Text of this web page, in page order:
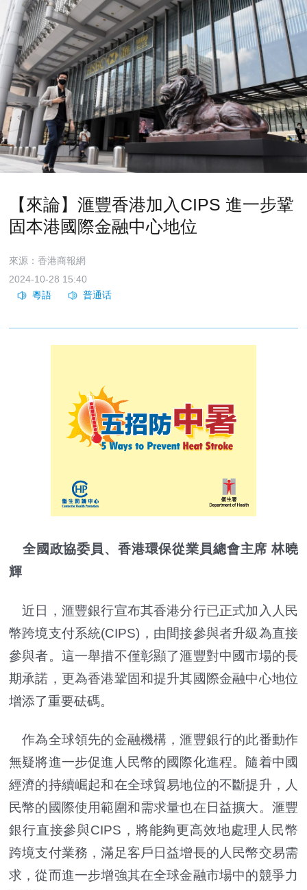
【來論】滙豐香港加入CIPS 進一步鞏
固本港國際金融中心地位
來源：香港商報網
2024-10-28 15:40
全國政協委員、香港環保從業員總會主席 林曉
輝
近日，滙豐銀行宣布其香港分行已正式加入人民
幣跨境支付系統(CIPS)，由間接參與者升級為直接
參與者。這一舉措不僅彰顯了滙豐對中國市場的長
期承諾，更為香港鞏固和提升其國際金融中心地位
增添了重要砝碼。
作為全球領先的金融機構，滙豐銀行的此番動作
無疑將進一步促進人民幣的國際化進程。隨着中國
經濟的持續崛起和在全球貿易地位的不斷提升，人
民幣的國際使用範圍和需求量也在日益擴大。滙豐
銀行直接參與CIPS，將能夠更高效地處理人民幣
跨境支付業務，滿足客戶日益增長的人民幣交易需
求，從而進一步增強其在全球金融市場中的競爭力